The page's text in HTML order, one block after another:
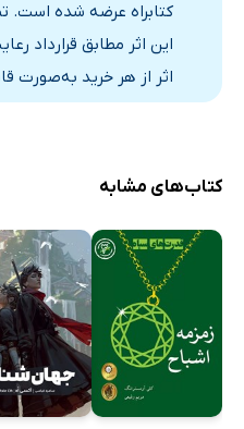
فصل سی و سه: وفای به عهد
کتابراه عرضه شده است.
این اثر مطابق قرارداد
اثر از هر خرید به‌صورت
کتاب‌های مشابه